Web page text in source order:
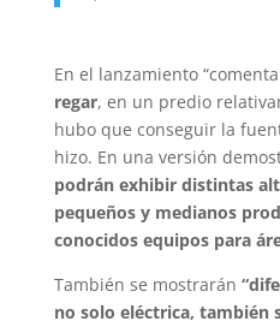
En el lanzamiento
regar, en un predio
hubo que conseguir la
hizo. En una versión
podrán exhibir distintas
pequeños y medianos
conocidos equipos para
También se mostrarán
no solo eléctrica, también